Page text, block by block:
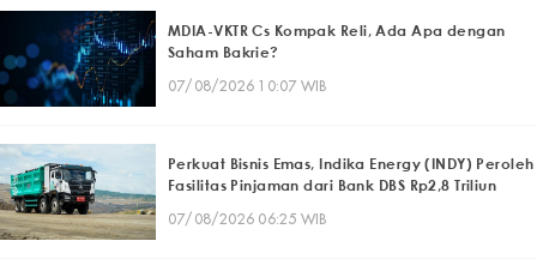
MDIA-VKTR Cs Kompak Reli, Ada Apa dengan
Saham Bakrie?
07/08/2026 10:07 WIB
Perkuat Bisnis Emas, Indika Energy (INDY) Peroleh
Fasilitas Pinjaman dari Bank DBS Rp2,8 Triliun
07/08/2026 06:25 WIB